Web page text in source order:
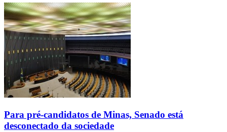
Para pré-candidatos de Minas, Senado está
desconectado da sociedade